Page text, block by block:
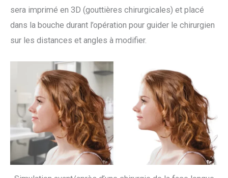
sera imprimé en 3D (gouttières chirurgicales) et placé
dans la bouche durant l’opération pour guider le chirurgien
sur les distances et angles à modifier.